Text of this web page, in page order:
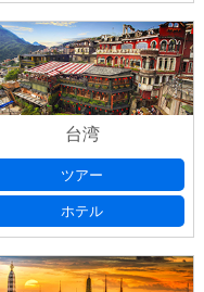
台湾
ツアー
ホテル